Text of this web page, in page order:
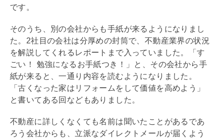
です。
そのうち、別の会社からも手紙が来るようになりまし
た。2社目の会社は分厚めの封筒で、不動産業界の状況
を解説してくれるレポートまで入っていました。「す
ごい！ 勉強になるお手紙つき！」と、その会社から手
紙が来ると、一通り内容を読むようになりました。
「古くなった家は リフォーム をして価値を高めよう」
と書いてある回などもありました。
不動産に詳しくなくても名前は聞いたことがあるであ
ろう会社からも、立派なダイレクトメールが届くよう